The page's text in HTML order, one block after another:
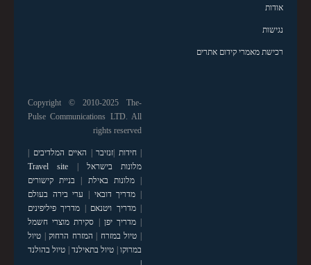
אודות
נגישות
רכישת מאמרי קידום אתרים
Copyright © 2010-2025 The-
Pulse Communications LTD. All
rights reserved
|חידות זנזיבר האיים המלדיבים
מלונות בישראל
Travel site
|מלונות באילת
בניית קישורים
מדריך דובאי
ערי בירה בעולם
|מדריך ויטנאם
מדריך פיליפינים
|מדריך יפן
סקירת מוצרי חשמל
טיול במזרח המזרח הרחוק| טיול
במרוקו| טיול בתאילנד| טיול בהולנד